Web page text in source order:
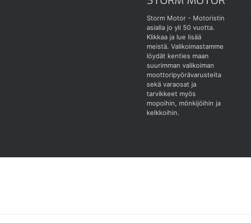
Storm Motor - Motoristin
asialla jo yli 50 vuotta.
Klikkaa ja lue lisää
meistä. Valikoimastamme
löydät kenties maan
suurimman valikoiman
moottoripyörävarusteita
sekä varaosat ja
tarvikkeet myös
mopoihin, mönkijöihin ja
kelkkoihin.